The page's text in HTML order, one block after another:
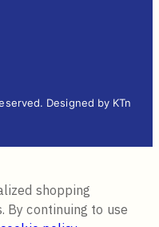
Designed by KTn
shopping
By continuing to use